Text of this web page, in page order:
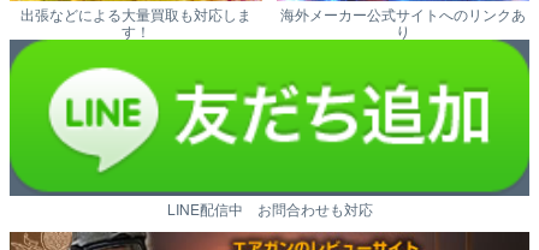
出張などによる大量買取も対応しま
す！
海外メーカー公式サイトへのリンクあ
り
LINE配信中 お問合わせも対応